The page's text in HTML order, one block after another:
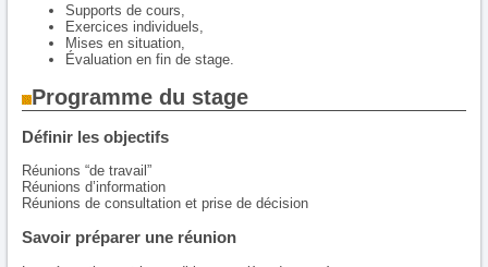
Supports de cours,
Exercices individuels,
Mises en situation,
Évaluation en fin de stage.
Programme du stage
Définir les objectifs
Réunions “de travail”
Réunions d’information
Réunions de consultation et prise de décision
Savoir préparer une réunion